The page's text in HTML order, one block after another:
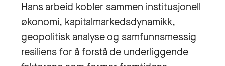
Hans arbeid kobler sammen institusjonell
økonomi, kapitalmarkedsdynamikk,
geopolitisk analyse og samfunnsmessig
resiliens for å forstå de underliggende